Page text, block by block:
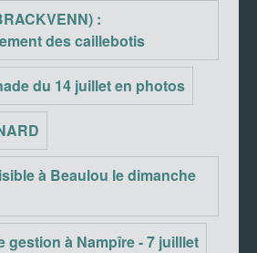
:
des caillebotis
du 14 juillet en photos
à Beaulou le dimanche
gestion à Nampîre - 7 juilllet